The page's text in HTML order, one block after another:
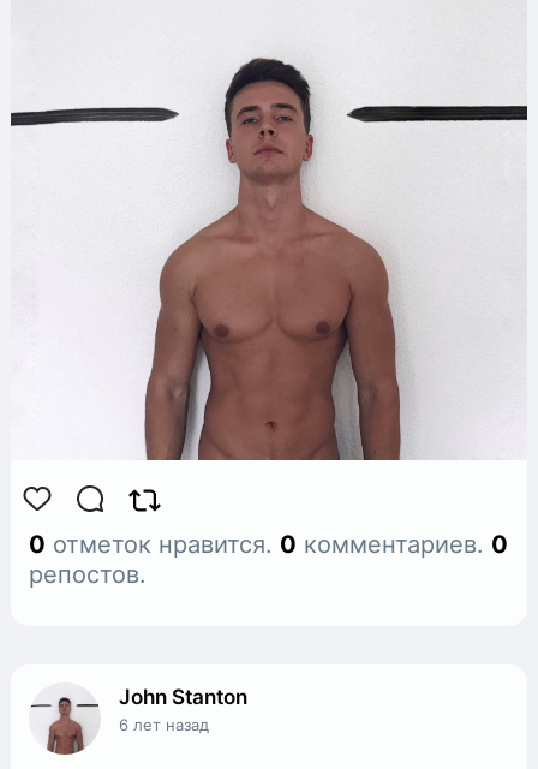
0 отметок нравится. 0 комментариев. 0
репостов.
John Stanton
6 лет назад